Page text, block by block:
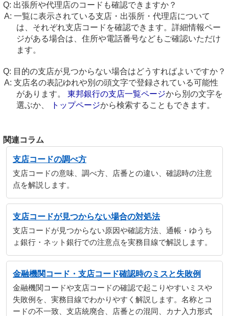
出張所や代理店のコードも確認できますか？
一覧に表示されている支店・出張所・代理店について
は、それぞれ支店コードを確認できます。詳細情報ペー
ジがある場合は、住所や電話番号などもご確認いただけ
ます。
目的の支店が見つからない場合はどうすればよいですか？
支店名の表記ゆれや別の頭文字で登録されている可能性
があります。 東邦銀行の支店一覧ページから別の文字を
選ぶか、
トップページから検索することもできます。
関連コラム
支店コードの調べ方
支店コードの意味、調べ方、店番との違い、確認時の注意
点を解説します。
支店コードが見つからない場合の対処法
支店コードが見つからない原因や確認方法、通帳・ゆうち
ょ銀行・ネット銀行での注意点を実務目線で解説します。
金融機関コード・支店コード確認時のミスと失敗例
金融機関コードや支店コードの確認で起こりやすいミスや
失敗例を、実務目線でわかりやすく解説します。名称とコ
ードの不一致、支店統廃合、店番との混同、カナ入力形式